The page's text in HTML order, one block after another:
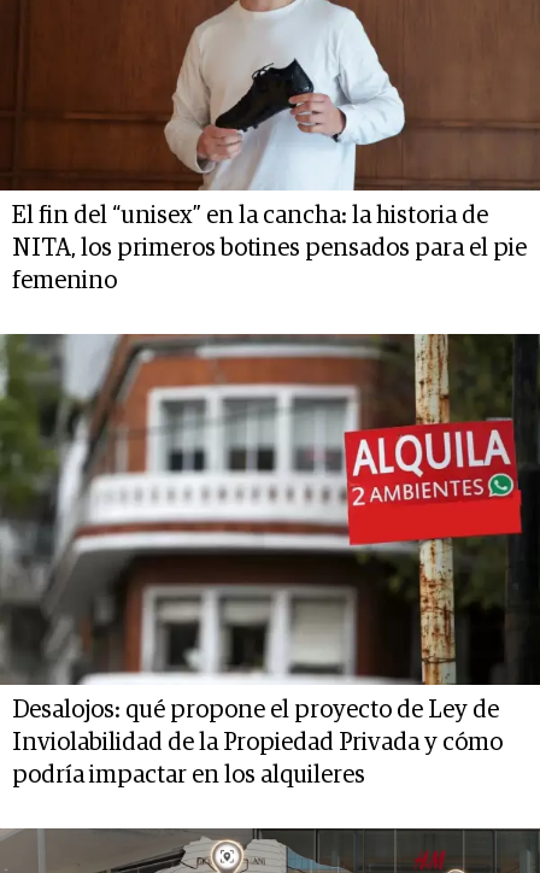
El fin del “unisex” en la cancha: la historia de
NITA, los primeros botines pensados para el pie
femenino
Desalojos: qué propone el proyecto de Ley de
Inviolabilidad de la Propiedad Privada y cómo
podría impactar en los alquileres